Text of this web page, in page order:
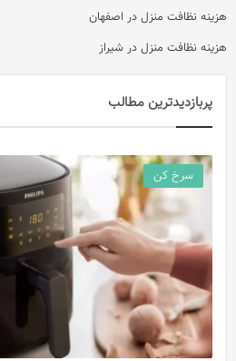
هزینه نظافت منزل در اصفهان
هزینه نظافت منزل در شیراز
پربازدیدترین مطالب
سرخ کن